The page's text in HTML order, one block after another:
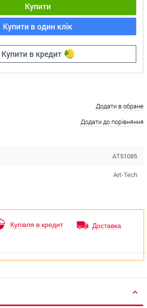
Купити
Купити в один клік
Купити в кредит
Додати в обране
Додати до порівняння
AT51085
Art-Tech
Купівля в кредит Доставка